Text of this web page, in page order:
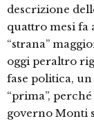
descrizione
quattro mesi fa
“strana”
oggi peraltro
fase politica,
“prima”,
governo Monti